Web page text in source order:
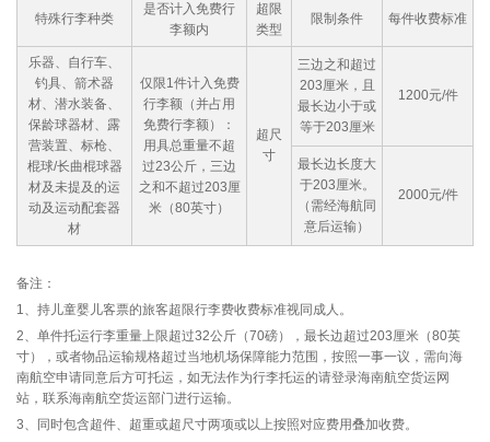
特殊行李种类
是否计入免费行
李额内
超限
类型
限制条件 每件收费标准
乐器、自行车、
钓具、箭术器
材、潜水装备、
保龄球器材、露
营装置、标枪、
棍球/长曲棍球器
材及未提及的运
动及运动配套器
材
仅限1件计入免费
行李额（并占用
免费行李额）：
用具总重量不超
过23公斤，三边
之和不超过203厘
米（80英寸）
超尺
寸
三边之和超过
203厘米，且
最长边小于或
等于203厘米
1200元/件
最长边长度大
于203厘米。
（需经海航同
意后运输）
2000元/件
备注：
1、持儿童婴儿客票的旅客超限行李费收费标准视同成人。
2、单件托运行李重量上限超过32公斤（70磅），最长边超过203厘米（80英
寸），或者物品运输规格超过当地机场保障能力范围，按照一事一议，需向海
南航空申请同意后方可托运，如无法作为行李托运的请登录海南航空货运网
站，联系海南航空货运部门进行运输。
3、同时包含超件、超重或超尺寸两项或以上按照对应费用叠加收费。